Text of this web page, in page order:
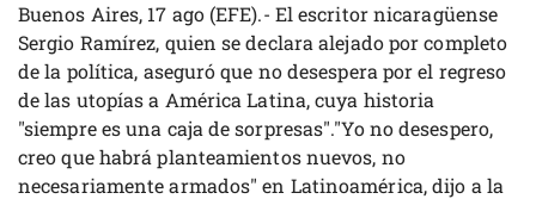
Buenos Aires, 17 ago (EFE).- El escritor nicaragüense
Sergio Ramírez, quien se declara alejado por completo
de la política, aseguró que no desespera por el regreso
de las utopías a América Latina, cuya historia
"siempre es una caja de sorpresas"."Yo no desespero,
creo que habrá planteamientos nuevos, no
necesariamente armados" en Latinoamérica, dijo a la